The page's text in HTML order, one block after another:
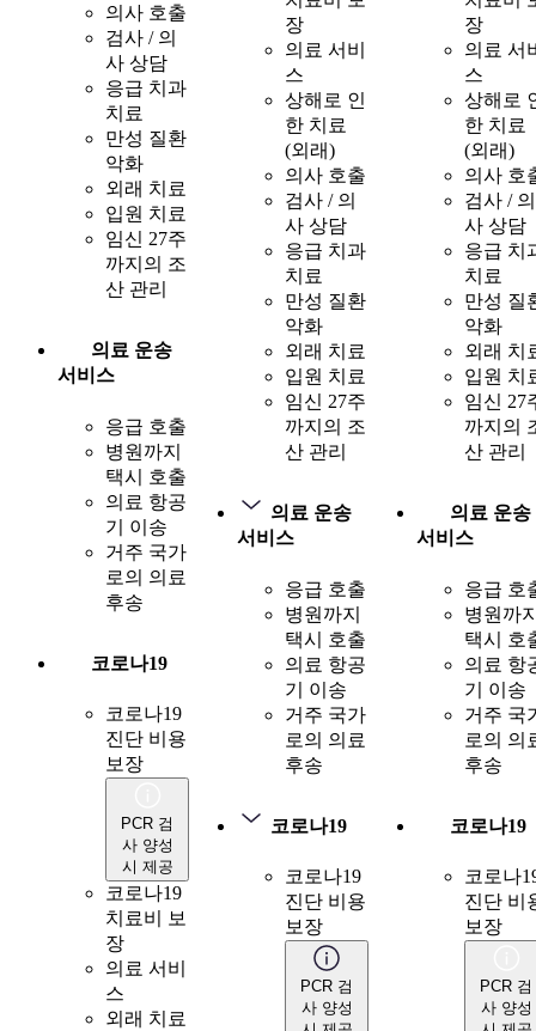
의사 호출
검사 / 의
사 상담
응급 치과
치료
만성 질환
악화
외래 치료
입원 치료
임신 27주
까지의 조
산 관리
의료 운송
서비스
응급 호출
병원까지
택시 호출
의료 항공
기 이송
거주 국가
로의 의료
후송
코로나19
코로나19
진단 비용
보장
PCR 검
사 양성
시 제공
코로나19
치료비 보
장
의료 서비
스
외래 치료
장
의료 서비
스
상해로 인
한 치료
(외래)
의사 호출
검사 / 의
사 상담
응급 치과
치료
만성 질환
악화
외래 치료
입원 치료
임신 27주
까지의 조
산 관리
의료 운송
서비스
응급 호출
병원까지
택시 호출
의료 항공
기 이송
거주 국가
로의 의료
후송
코로나19
코로나19
진단 비용
보장
PCR 검
사 양성
장
의료 서
스
상해로
한 치료
(외래)
의사 호
검사 / 의
사 상담
응급 치
치료
만성 질
악화
외래 치
입원 치
임신 27
까지의
산 관리
의료 운송
서비스
응급 호
병원까
택시 호
의료 항
기 이송
거주 국
로의 의
후송
코로나19
코로나
진단 비
보장
PCR 검
사 양성